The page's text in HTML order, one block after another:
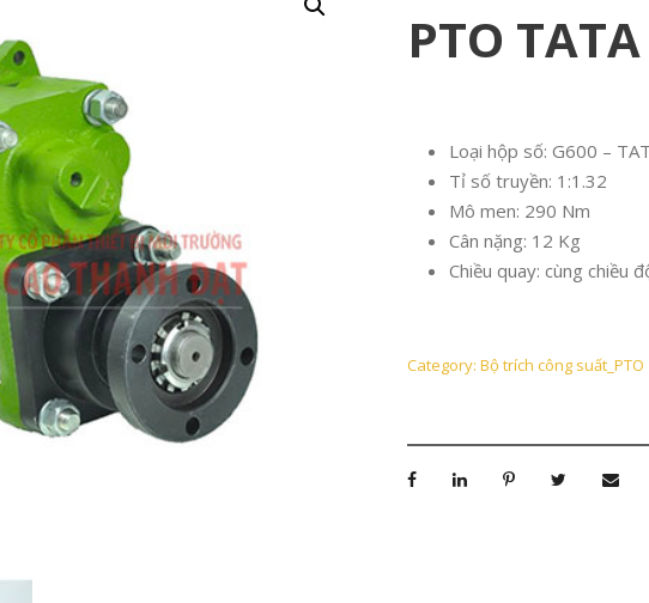
PTO
Loại hộp số: G600 –
Tỉ số truyền: 1:1.32
Mô men: 290 Nm
Cân nặng: 12 Kg
Chiều quay: cùng chiều
Category:Bộ trích công suất_PTO